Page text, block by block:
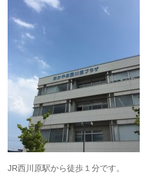
JR西川原駅から徒歩１分です。